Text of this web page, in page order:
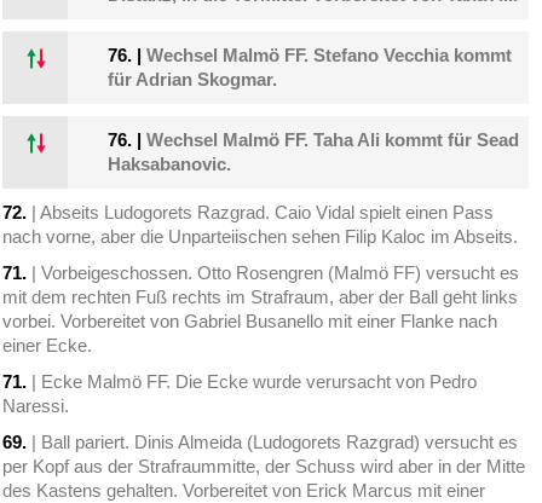
76. |Wechsel Malmö FF. Stefano Vecchia kommt
für Adrian Skogmar.
76. |Wechsel Malmö FF. Taha Ali kommt für Sead
Haksabanovic.
72. | Abseits Ludogorets Razgrad. Caio Vidal spielt einen Pass
nach vorne, aber die Unparteiischen sehen Filip Kaloc im Abseits.
71. | Vorbeigeschossen. Otto Rosengren (Malmö FF) versucht es
mit dem rechten Fuß rechts im Strafraum, aber der Ball geht links
vorbei. Vorbereitet von Gabriel Busanello mit einer Flanke nach
einer Ecke.
71. | Ecke Malmö FF. Die Ecke wurde verursacht von Pedro
Naressi.
69. | Ball pariert. Dinis Almeida (Ludogorets Razgrad) versucht es
per Kopf aus der Strafraummitte, der Schuss wird aber in der Mitte
des Kastens gehalten. Vorbereitet von Erick Marcus mit einer